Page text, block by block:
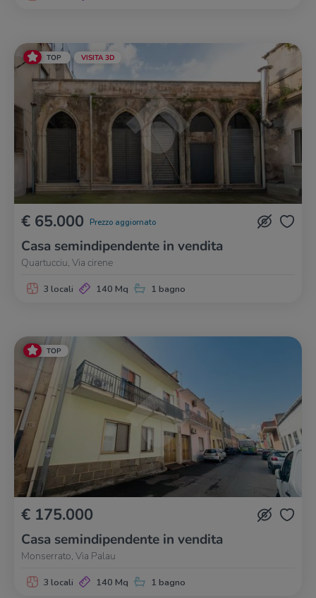
TOP VISITA 3D
€ 65.000 Prezzo aggiornato
Casa semindipendente in vendita
Quartucciu, Via cirene
3 locali 140 Mq 1 bagno
TOP
€ 175.000
Casa semindipendente in vendita
Monserrato, Via Palau
3 locali 140 Mq 1 bagno